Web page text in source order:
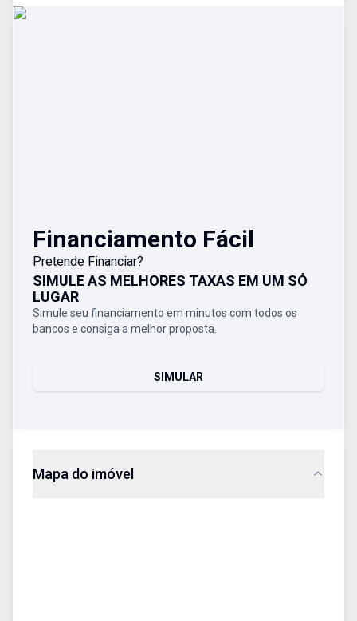
Financiamento Fácil
Pretende Financiar?
SIMULE AS MELHORES TAXAS EM UM SÓ
LUGAR
Simule seu financiamento em minutos com todos os
bancos e consiga a melhor proposta.
SIMULAR
Mapa do imóvel